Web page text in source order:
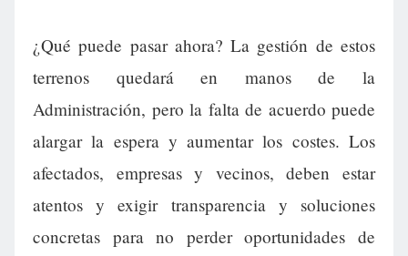
¿Qué puede pasar ahora? La gestión de estos
terrenos quedará en manos de la
Administración, pero la falta de acuerdo puede
alargar la espera y aumentar los costes. Los
afectados, empresas y vecinos, deben estar
atentos y exigir transparencia y soluciones
concretas para no perder oportunidades de